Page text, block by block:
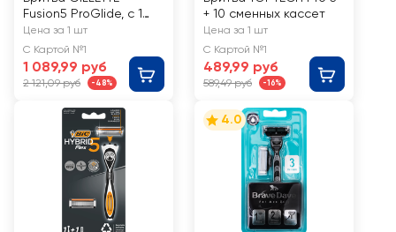
Fusion5 ProGlide, с 1
сменной кассетой
Цена за 1 шт
С Картой №1
1 089,99 руб
2 121,09 руб -48%
+ 10 сменных кассет
Цена за 1 шт
С Картой №1
489,99 руб
589,49 руб -16%
4.0